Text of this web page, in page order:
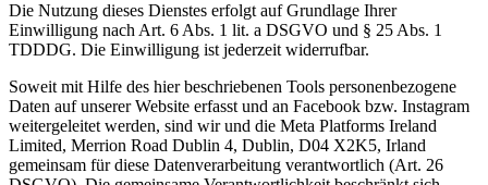
Die Nutzung dieses Dienstes erfolgt auf Grundlage Ihrer
Einwilligung nach Art. 6 Abs. 1 lit. a DSGVO und § 25 Abs. 1
TDDDG. Die Einwilligung ist jederzeit widerrufbar.
Soweit mit Hilfe des hier beschriebenen Tools personenbezogene
Daten auf unserer Website erfasst und an Facebook bzw. Instagram
weitergeleitet werden, sind wir und die Meta Platforms Ireland
Limited, Merrion Road Dublin 4, Dublin, D04 X2K5, Irland
gemeinsam für diese Datenverarbeitung verantwortlich (Art. 26